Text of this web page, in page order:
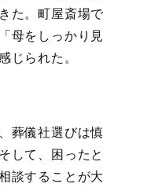
た。町屋斎場で
母をしっかり見
じられた。
葬儀社選びは慎
して、困ったと
談することが大